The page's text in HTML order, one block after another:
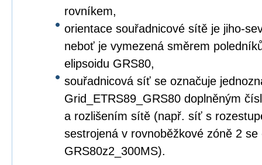
rovníkem,
orientace souřadnicové sítě je jiho-
neboť je vymezená směrem
elipsoidu GRS80,
souřadnicová síť se označuje
Grid_ETRS89_GRS80 doplněným
a rozlišením sítě (např. síť s
sestrojená v rovnoběžkové zóně 2
GRS80z2_300MS).